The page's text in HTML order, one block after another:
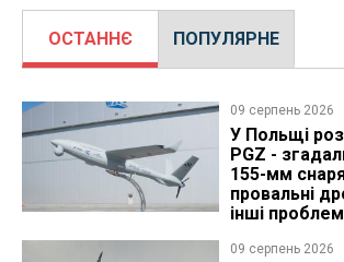
ОСТАННЄ ПОПУЛЯРНЕ
09 серпень 2026
У Польщі
PGZ -
155-мм
провальні
інші
09 серпень 2026